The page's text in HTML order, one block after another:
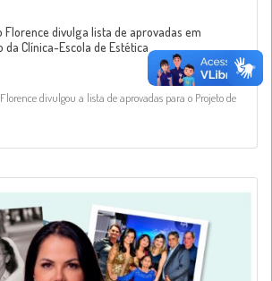
Florence divulga lista de aprovadas em
da Clínica-Escola de Estética
divulgou a lista de aprovadas para o Projeto de